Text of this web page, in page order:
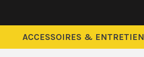
ACCESSOIRES & ENTRETIEN